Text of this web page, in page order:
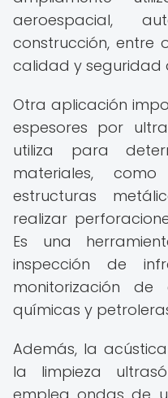
aeroespacial,
construcción, entre
calidad y seguridad
Otra aplicación
espesores por
utiliza para
materiales,
estructuras
realizar
Es una
inspección de
monitorización de
químicas y
Además, la
la limpieza